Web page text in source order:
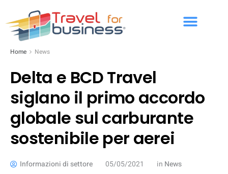
Home News
Delta e BCD Travel
siglano il primo accordo
globale sul carburante
sostenibile per aerei
Informazioni di settore 05/05/2021 in News